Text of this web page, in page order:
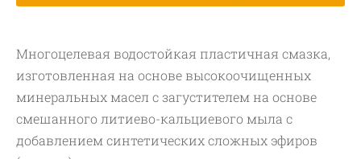
Многоцелевая водостойкая пластичная смазка,
изготовленная на основе высокоочищенных
минеральных масел с загустителем на основе
смешанного литиево-кальциевого мыла с
добавлением синтетических сложных эфиров